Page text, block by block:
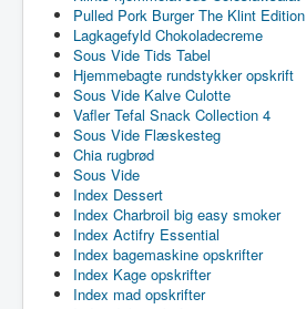
Pulled Pork Burger The Klint Edition
Lagkagefyld Chokoladecreme
Sous Vide Tids Tabel
Hjemmebagte rundstykker opskrift
Sous Vide Kalve Culotte
Vafler Tefal Snack Collection 4
Sous Vide Flæskesteg
Chia rugbrød
Sous Vide
Index Dessert
Index Charbroil big easy smoker
Index Actifry Essential
Index bagemaskine opskrifter
Index Kage opskrifter
Index mad opskrifter